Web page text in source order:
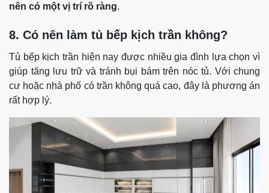
nên có một vị trí rõ ràng.
8. Có nên làm tủ bếp kịch trần không?
Tủ bếp kịch trần hiện nay được nhiều gia đình lựa chọn vì
giúp tăng lưu trữ và tránh bụi bám trên nóc tủ. Với chung
cư hoặc nhà phố có trần không quá cao, đây là phương án
rất hợp lý.